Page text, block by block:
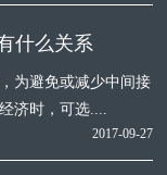
什么关系
为避免或减少中间接
济时，可选....
2017-09-27